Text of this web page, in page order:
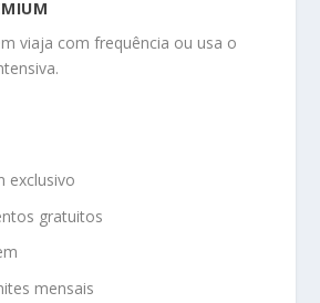
viaja com frequência ou usa o
exclusivo
gratuitos
mensais